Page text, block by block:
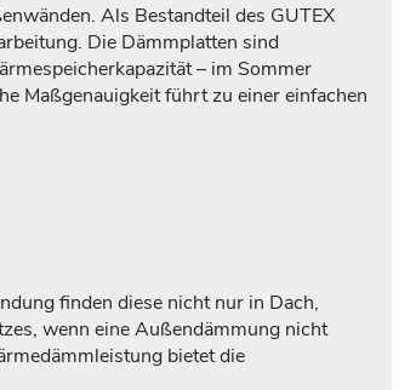
Als Bestandteil des GUTEX
Die Dämmplatten sind
– im Sommer
Maßgenauigkeit führt zu einer einfachen
finden diese nicht nur in Dach,
wenn eine Außendämmung nicht
bietet die